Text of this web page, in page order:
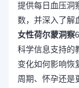
提供每日血压洞
数，并深入了解
女性荷尔蒙洞察6
科学信息支持的
变化如何影响恢
周期、怀孕还是